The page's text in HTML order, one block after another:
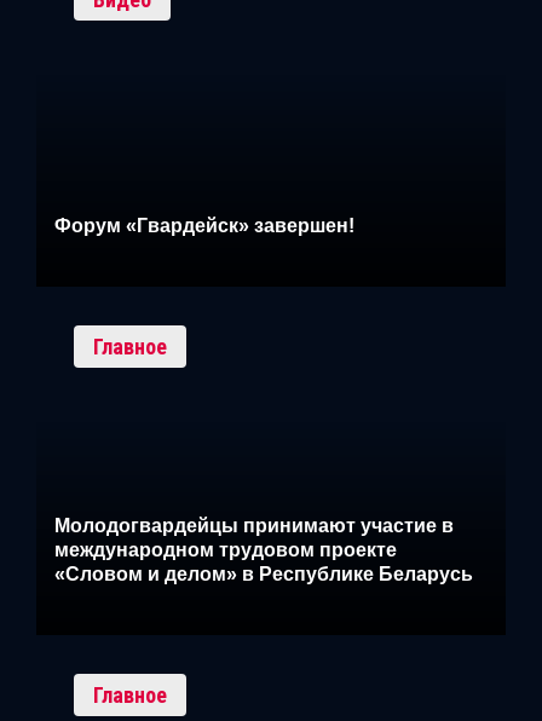
Форум «Гвардейск» завершен!
Главное
Молодогвардейцы принимают участие в
международном трудовом проекте
«Словом и делом» в Республике Беларусь
Главное